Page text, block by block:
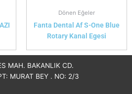
Dönen Eğeler
Fanta Dental Af S-One Blue
Rotary Kanal Egesi
MAH. BAKANLIK CD.
MURAT BEY . NO: 2/3